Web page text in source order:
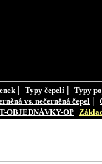
| Typy čepelí | Typy
vs. nečerněná čepel |
OBJEDNÁVKY-OP